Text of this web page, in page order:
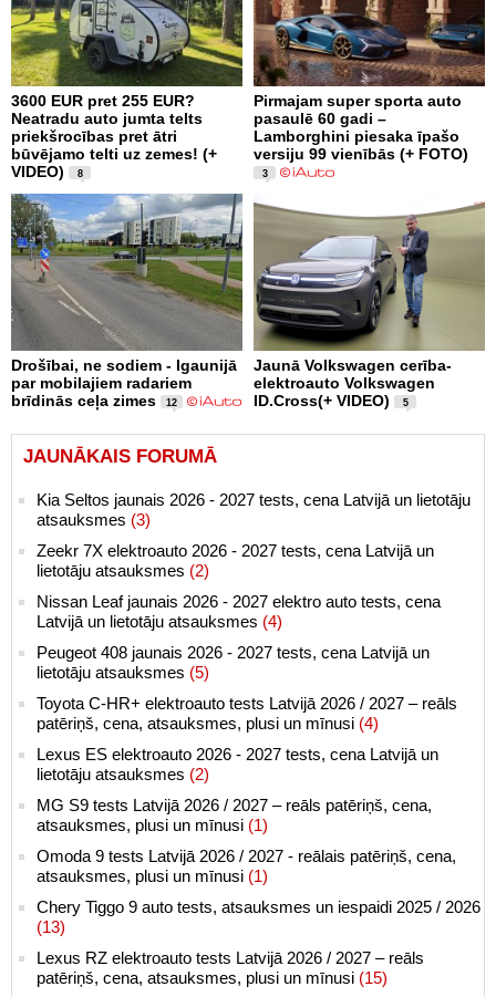
3600 EUR pret 255 EUR?
Neatradu auto jumta telts
priekšrocības pret ātri
būvējamo telti uz zemes! (+
VIDEO)
8
Pirmajam super sporta auto
pasaulē 60 gadi –
Lamborghini piesaka īpašo
versiju 99 vienībās (+ FOTO)
3
Drošībai, ne sodiem - Igaunijā
par mobilajiem radariem
brīdinās ceļa zimes
12
Jaunā Volkswagen cerība-
elektroauto Volkswagen
ID.Cross(+ VIDEO)
5
JAUNĀKAIS FORUMĀ
Kia Seltos jaunais 2026 - 2027 tests, cena Latvijā un lietotāju
atsauksmes (3)
Zeekr 7X elektroauto 2026 - 2027 tests, cena Latvijā un
lietotāju atsauksmes (2)
Nissan Leaf jaunais 2026 - 2027 elektro auto tests, cena
Latvijā un lietotāju atsauksmes (4)
Peugeot 408 jaunais 2026 - 2027 tests, cena Latvijā un
lietotāju atsauksmes (5)
Toyota C-HR+ elektroauto tests Latvijā 2026 / 2027 – reāls
patēriņš, cena, atsauksmes, plusi un mīnusi (4)
Lexus ES elektroauto 2026 - 2027 tests, cena Latvijā un
lietotāju atsauksmes (2)
MG S9 tests Latvijā 2026 / 2027 – reāls patēriņš, cena,
atsauksmes, plusi un mīnusi (1)
Omoda 9 tests Latvijā 2026 / 2027 - reālais patēriņš, cena,
atsauksmes, plusi un mīnusi (1)
Chery Tiggo 9 auto tests, atsauksmes un iespaidi 2025 / 2026
(13)
Lexus RZ elektroauto tests Latvijā 2026 / 2027 – reāls
patēriņš, cena, atsauksmes, plusi un mīnusi (15)